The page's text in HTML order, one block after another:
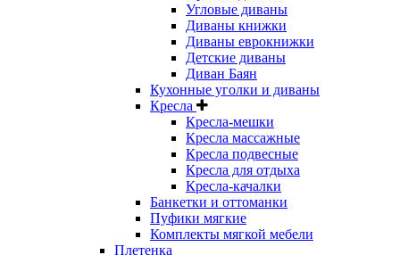
Угловые диваны
Диваны книжки
Диваны еврокнижки
Детские диваны
Диван Баян
Кухонные уголки и диваны
Кресла
Кресла-мешки
Кресла массажные
Кресла подвесные
Кресла для отдыха
Кресла-качалки
Банкетки и оттоманки
Пуфики мягкие
Комплекты мягкой мебели
Плетенка